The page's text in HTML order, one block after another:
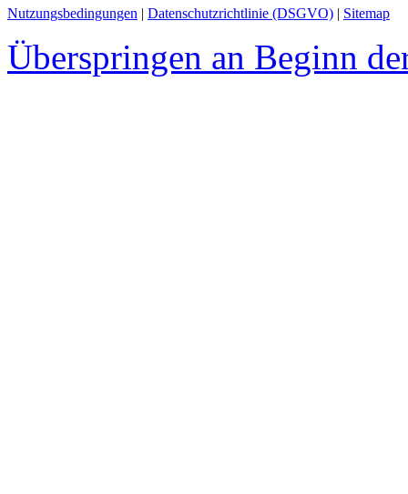
Nutzungsbedingungen | Datenschutzrichtlinie (DSGVO) | Sitemap
Überspringen an Beginn